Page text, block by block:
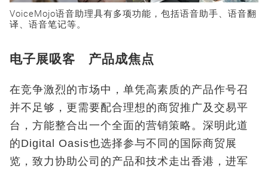
VoiceMojo语音助理具有多项功能，包括语音助手、语音翻
译、语音笔记等。
电子展吸客 产品成焦点
在竞争激烈的市场中，单凭高素质的产品作号召
并不足够，更需要配合理想的商贸推广及交易平
台，方能整合出一个全面的营销策略。深明此道
的Digital Oasis也选择参与不同的国际商贸展
览，致力协助公司的产品和技术走出香港，进军